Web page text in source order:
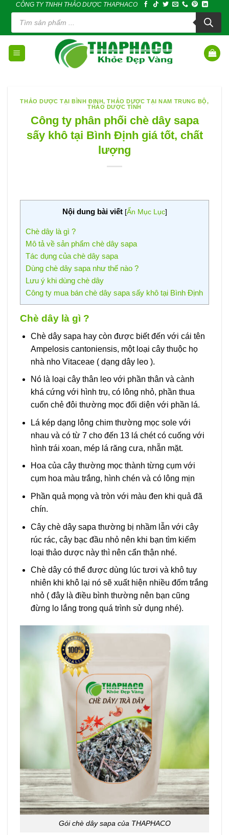
content
CÔNG TY TNHH THẢO DƯỢC THAPHACO
Tìm
kiếm
phẩm
THẢO DƯỢC TẠI BÌNH ĐỊNH,THẢO DƯỢC TẠI NAM TRUNG BỘ,
THẢO DƯỢC TỈNH
Công ty phân phối chè dây sapa
sấy khô tại Bình Định giá tốt, chất
lượng
Nội dung bài viết [Ẩn Mục Lục]
Chè dây là gì ?
Mô tả về sản phẩm chè dây sapa
Tác dụng của chè dây sapa
Dùng chè dây sapa như thế nào ?
Lưu ý khi dùng chè dây
Công ty mua bán chè dây sapa sấy khô tại Bình Định
Chè dây là gì ?
Chè dây sapa hay còn được biết đến với cái tên
Ampelosis cantoniensis, một loại cây thuộc họ
nhà nho Vitaceae ( dạng dây leo ).
Nó là loại cây thân leo với phần thân và cành
khá cứng với hình trụ, có lông nhỏ, phần thua
cuốn chẻ đôi thường mọc đối diện với phần lá.
Lá kép dạng lông chim thường mọc sole với
nhau và có từ 7 cho đến 13 lá chét có cuống với
hình trái xoan, mép lá răng cưa, nhẵn mặt.
Hoa của cây thường mọc thành từng cụm với
cụm hoa màu trắng, hình chén và có lông mịn
Phần quả mọng và tròn với màu đen khi quả đã
chín.
Cây chè dây sapa thường bị nhầm lẫn với cây
rúc rác, cây bạc đầu nhỏ nên khi bạn tìm kiếm
loại thảo dược này thì nên cẩn thận nhé.
Chè dây có thể được dùng lúc tươi và khô tuy
nhiên khi khô lại nó sẽ xuất hiện nhiều đốm trắng
nhỏ ( đây là điều bình thường nên bạn cũng
đừng lo lắng trong quá trình sử dụng nhé).
Gói chè dây sapa của THAPHACO